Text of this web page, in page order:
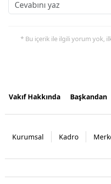
* Bu içerik ile ilgili yorum yok,
Vakıf Hakkında Başkandan
Kurumsal Kadro